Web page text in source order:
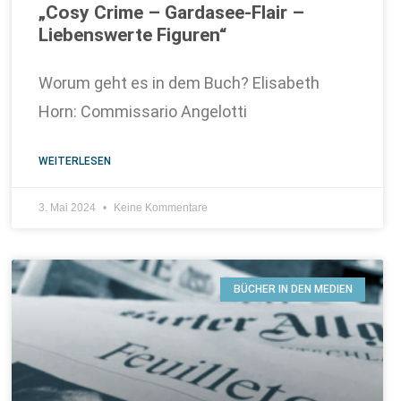
„Cosy Crime – Gardasee-Flair –
Liebenswerte Figuren“
Worum geht es in dem Buch? Elisabeth
Horn: Commissario Angelotti
WEITERLESEN
3. Mai 2024 Keine Kommentare
BÜCHER IN DEN MEDIEN